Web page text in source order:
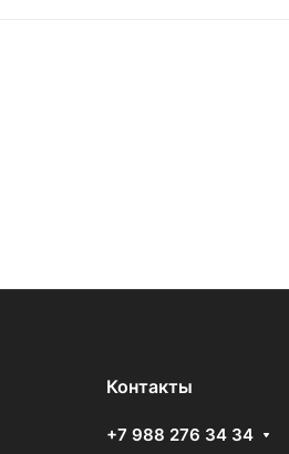
Контакты
+7 988 276 34 34